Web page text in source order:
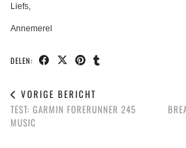
Liefs,
Annemerel
DELEN:
VORIGE BERICHT
TEST: GARMIN FORERUNNER 245
MUSIC